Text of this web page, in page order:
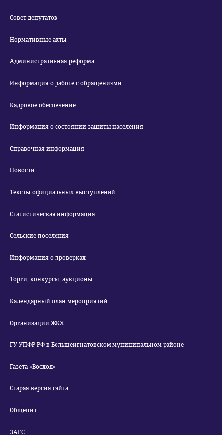
Совет депутатов
Нормативные акты
Административная реформа
Информация о работе с обращениями
Кадровое обеспечение
Информация о состоянии защиты населения
Справочная информация
Новости
Тексты официальных выступлений
Статистическая информация
Сельские поселения
Информация о проверках
Торги, конкурсы, аукционы
Календарный план мероприятий
Организации ЖКХ
ГУ УПФР РФ в Большеигнатовском муниципальном районе
Газета «Восход»
Старая версия сайта
Общепит
ЗАГС